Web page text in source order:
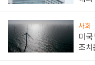
사회
미국
조치